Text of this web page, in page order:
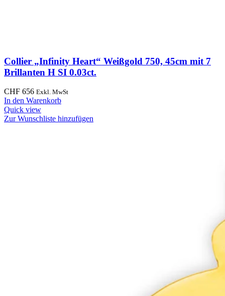
Collier „Infinity Heart“ Weißgold 750, 45cm mit 7
Brillanten H SI 0.03ct.
CHF 656 Exkl. MwSt
In den Warenkorb
Quick view
Zur Wunschliste hinzufügen